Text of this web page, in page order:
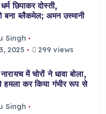
छिपाकर दोस्ती,
बना ब्लैकमेल; अमन उस्मानी
Singh
2025
299 views
में चोरों ने धावा बोला,
से हमला कर किया गंभीर रूप से
Singh